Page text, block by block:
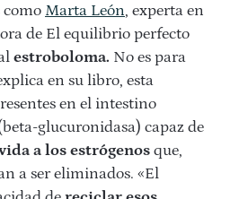
como Marta León, experta en
de El equilibrio perfecto
estroboloma. No es para
en su libro, esta
en el intestino
glucuronidasa) capaz de
a los estrógenos que,
a ser eliminados. «El